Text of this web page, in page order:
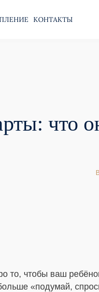
КОНТАКТЫ
что
то, чтобы ваш
«подумай,